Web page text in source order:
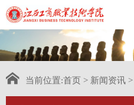
当前位置:首页 > 新闻资讯 >